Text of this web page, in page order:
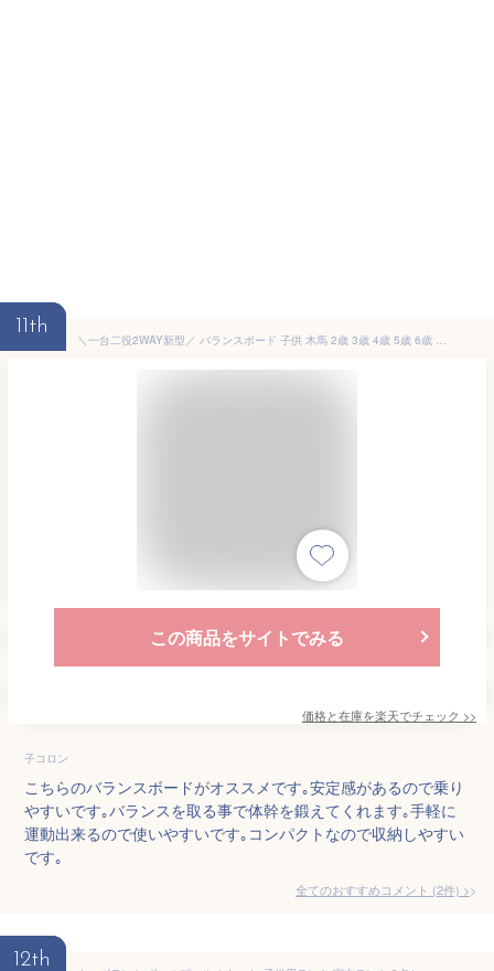
11th
＼一台二役2WAY新型／ バランスボード 子供 木馬 2歳 3歳 4歳 5歳 6歳 男の子 女の子 おもちゃ 小学生 子供 おうち遊び 乗り物 乗用おもちゃ 幼児 体幹 トレーニング 室内遊具 室内遊び こども バランス ボード 遊具 ボード子供用 バランス ヨガボード 親子 誕生日プレゼント
この商品をサイトでみる
価格と在庫を楽天でチェック >>
子コロン
こちらのバランスボードがオススメです｡安定感があるので乗り
やすいです｡バランスを取る事で体幹を鍛えてくれます｡手軽に
運動出来るので使いやすいです｡コンパクトなので収納しやすい
です｡
全てのおすすめコメント (2件) >
12th